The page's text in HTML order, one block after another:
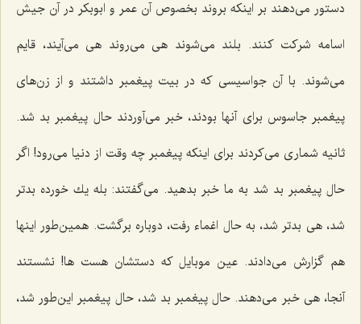
دستور می‌دهند بر اینكه بروند بخصوص آن عمر و ابوبكر در آن جیش
اسامه شركت كنند. بلند می‌شوند هی می‌روند هی می‌آیند، قایم
می‌شوند. با آن جواسیسی كه در بیت پیغمبر داشتند و از زن‌های
پیغمبر جاسوس برای آنها بودند، خبر می‌آوردند حال پیغمبر بد شد.
ثانیه شماری می‌كردند برای اینكه پیغمبر چه وقت از دنیا می‌رود! اگر
حال پیغمبر بد شد به ما خبر بدهید. می‌گفتند: بله یك خورده بدتر
شد، هی بدتر شد، به حال اغماء رفت، دوباره برگشت. همین‌طور اینها
هم گزارش می‌دادند. عین موبایل كه دستشان هست ها! نشستند
آنجا، هی خبر می‌دهند. حال پیغمبر بد شد، حال پیغمبر این‌طور شد،